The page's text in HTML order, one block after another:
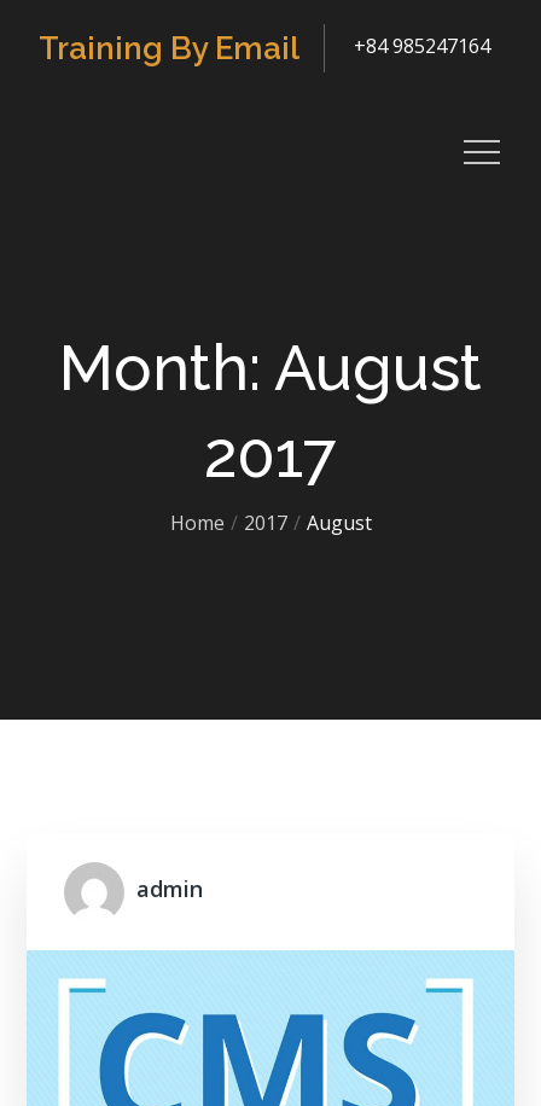
Training By Email +84 985247164
Month: August
2017
Home 2017 August
admin